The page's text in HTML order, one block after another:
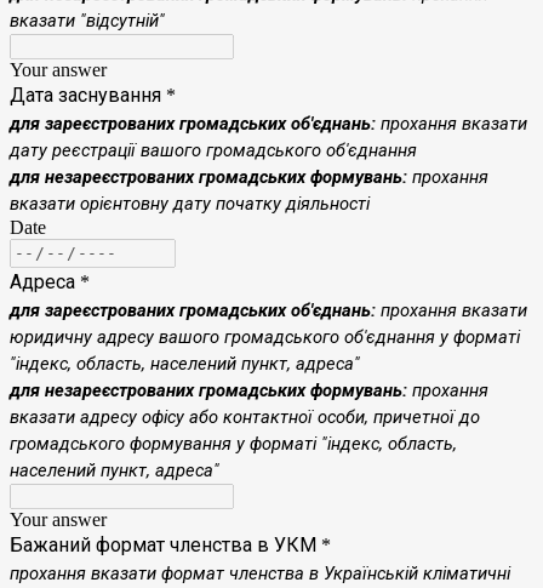
вказати "відсутній"
Your answer
Дата заснування *
для зареєстрованих громадських об'єднань: прохання вказати
дату реєстрації вашого громадського об'єднання
для незареєстрованих громадських формувань: прохання
вказати орієнтовну дату початку діяльності
Date
Адреса *
для зареєстрованих громадських об'єднань: прохання вказати
юридичну адресу вашого громадського об'єднання у форматі
"індекс, область, населений пункт, адреса"
для незареєстрованих громадських формувань: прохання
вказати адресу офісу або контактної особи, причетної до
громадського формування у форматі "індекс, область,
населений пункт, адреса"
Your answer
Бажаний формат членства в УКМ *
прохання вказати формат членства в Українській кліматичні